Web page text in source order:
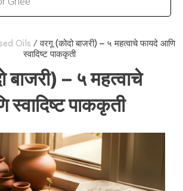
Oils /वरगू (कोदो बाजरी) – ५ महत्वाचे फायदे आणि
स्वादिष्ट पाककृती
बाजरी) – ५ महत्वाचे
पाककृती